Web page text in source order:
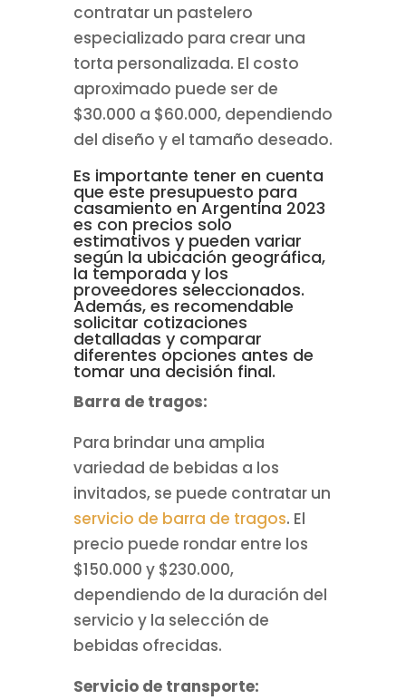
contratar un pastelero
especializado para crear una
torta personalizada. El costo
aproximado puede ser de
$30.000 a $60.000, dependiendo
del diseño y el tamaño deseado.
Es importante tener en cuenta
que este presupuesto para
casamiento en Argentina 2023
es con precios solo
estimativos y pueden variar
según la ubicación geográfica,
la temporada y los
proveedores seleccionados.
Además, es recomendable
solicitar cotizaciones
detalladas y comparar
diferentes opciones antes de
tomar una decisión final.
Barra de tragos:
Para brindar una amplia
variedad de bebidas a los
invitados, se puede contratar un
servicio de barra de tragos. El
precio puede rondar entre los
$150.000 y $230.000,
dependiendo de la duración del
servicio y la selección de
bebidas ofrecidas.
Servicio de transporte: